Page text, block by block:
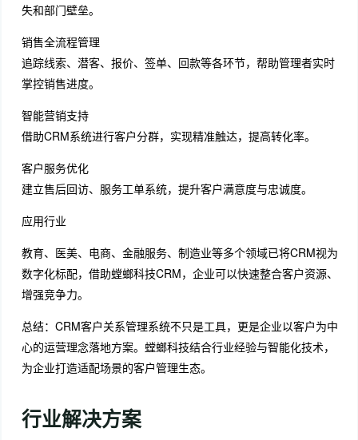
失和部门壁垒。
销售全流程管理
追踪线索、潜客、报价、签单、回款等各环节，帮助管理者实时
掌控销售进度。
智能营销支持
借助CRM系统进行客户分群，实现精准触达，提高转化率。
客户服务优化
建立售后回访、服务工单系统，提升客户满意度与忠诚度。
应用行业
教育、医美、电商、金融服务、制造业等多个领域已将CRM视为
数字化标配，借助螳螂科技CRM，企业可以快速整合客户资源、
增强竞争力。
总结：CRM客户关系管理系统不只是工具，更是企业以客户为中
心的运营理念落地方案。螳螂科技结合行业经验与智能化技术，
为企业打造适配场景的客户管理生态。
行业解决方案